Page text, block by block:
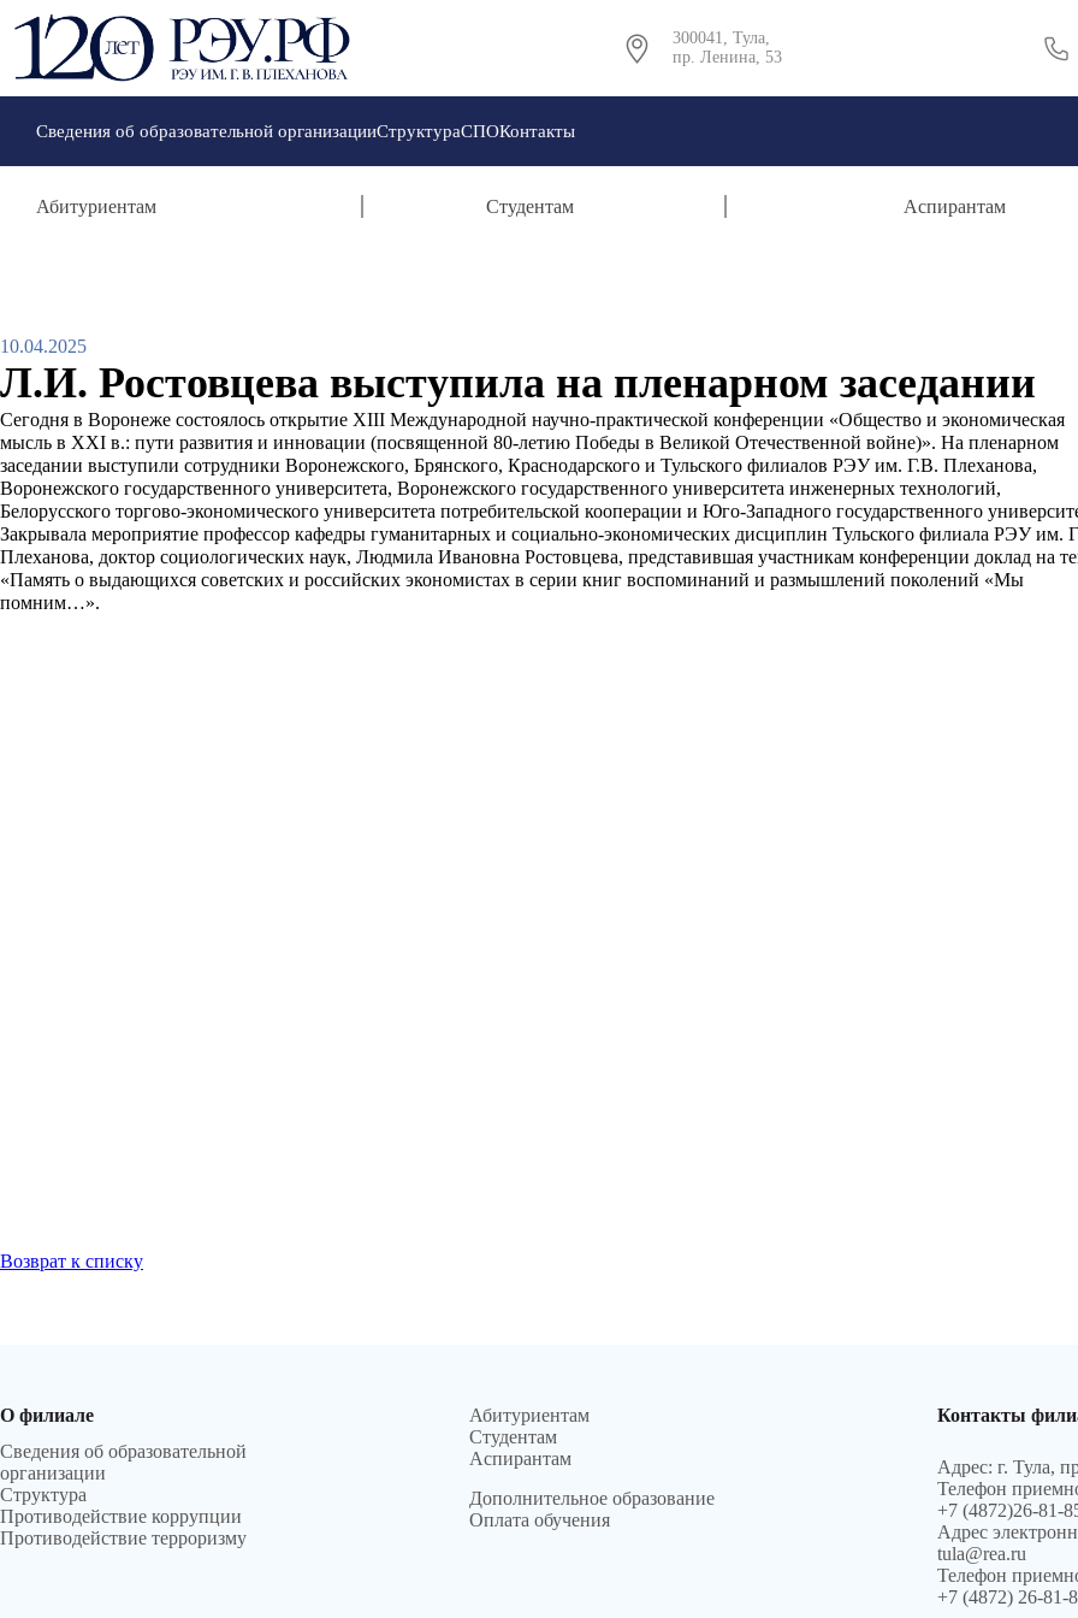
300041, Тула,
пр. Ленина, 53
Сведения об образовательной организацииСтруктураСПОКонтакты
Абитуриентам Студентам Аспирантам
10.04.2025
Л.И. Ростовцева выступила на пленарном заседании
Сегодня в Воронеже состоялось открытие XIII Международной научно-практической конференции «Общество и экономическая
мысль в XXI в.: пути развития и инновации (посвященной 80-летию Победы в Великой Отечественной войне)». На пленарном
заседании выступили сотрудники Воронежского, Брянского, Краснодарского и Тульского филиалов РЭУ им. Г.В. Плеханова,
Воронежского государственного университета, Воронежского государственного университета инженерных технологий,
Белорусского торгово-экономического университета потребительской кооперации и Юго-Западного государственного
Закрывала мероприятие профессор кафедры гуманитарных и социально-экономических дисциплин Тульского филиала РЭУ им.
Плеханова, доктор социологических наук, Людмила Ивановна Ростовцева, представившая участникам конференции доклад на
«Память о выдающихся советских и российских экономистах в серии книг воспоминаний и размышлений поколений «Мы
помним…».
Возврат к списку
О филиале
Сведения об образовательной
организации
Структура
Противодействие коррупции
Противодействие терроризму
Абитуриентам
Студентам
Аспирантам
Дополнительное образование
Оплата обучения
Контакты
Адрес: г. Тула,
Телефон
+7 (4872)26-81-
Адрес
tula@rea.ru
Телефон
+7 (4872) 26-81-